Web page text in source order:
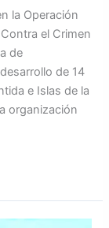
la Operación
el Crimen
de
de 14
e Islas de la
organización